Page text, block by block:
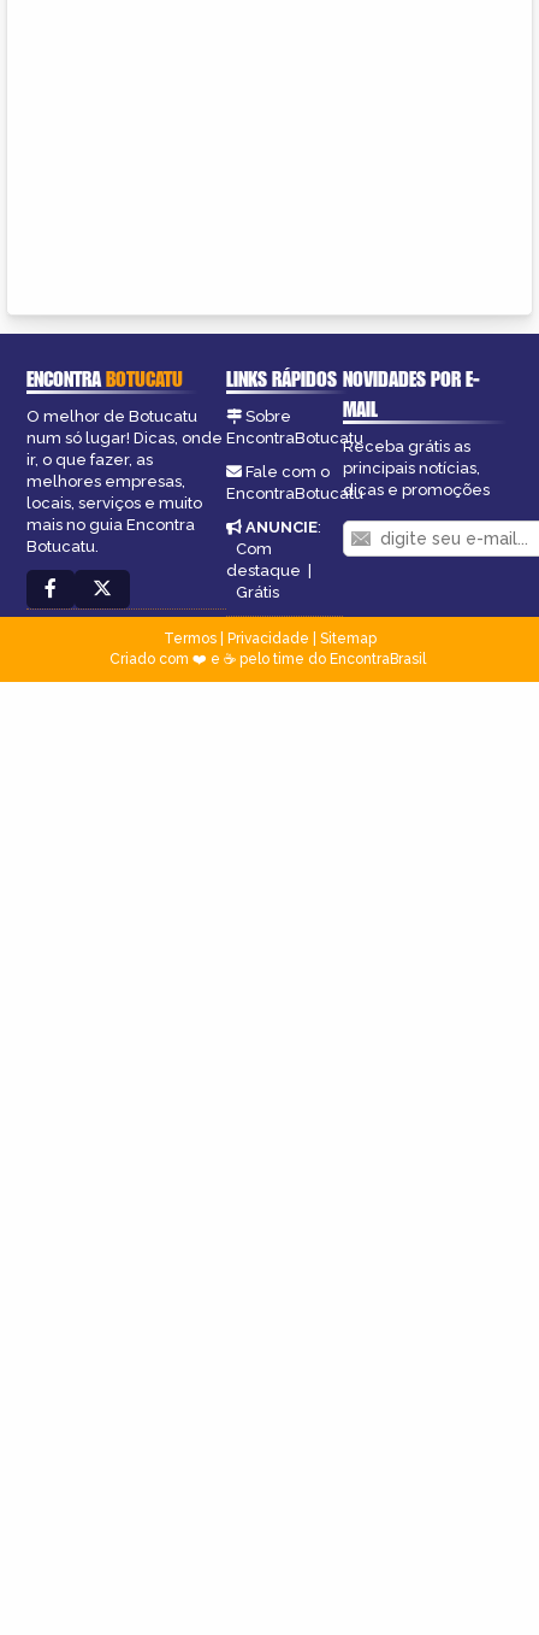
ENCONTRABOTUCATU
O melhor de Botucatu
num só lugar! Dicas, onde
ir, o que fazer, as
melhores empresas,
locais, serviços e muito
mais no guia Encontra
Botucatu.
LINKS RÁPIDOS
Sobre
EncontraBotucatu
Fale com o
EncontraBotucatu
ANUNCIE:
Com
destaque |
Grátis
NOVIDADES POR E-
MAIL
Receba grátis as
principais notícias,
dicas e promoções
Termos| Privacidade
Sitemap
Criado com ❤️ e ☕ pelo time do EncontraBrasil